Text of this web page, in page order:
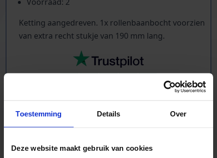
Toestemming Details Over
Deze website maakt gebruik van cookies
Ketting aangedreven. 1x rollenbaanbocht voorzien
van extra recht stukje van 190 mm lang.
Kilometers rollenbaan uit voorraad leverbaar
Bochten, harmonicabanen, wissels